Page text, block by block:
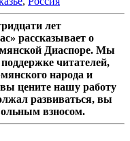
лет
рассказывает о
Диаспоре. Мы
читателей,
народа и
цените нашу работу
развиваться, вы
взносом.